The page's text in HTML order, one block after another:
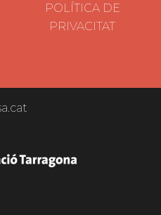
POLÍTICA DE
PRIVACITAT